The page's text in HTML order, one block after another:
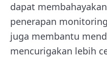
dapat
penerapan
juga membantu
mencurigakan lebih